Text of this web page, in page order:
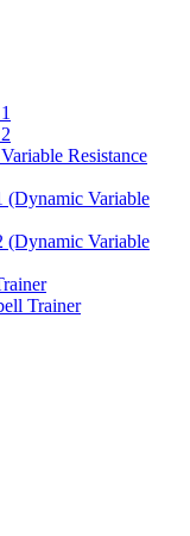
Resistance
Variable
Variable
Trainer